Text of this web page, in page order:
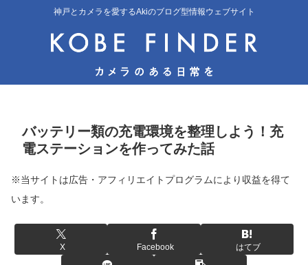
神戸とカメラを愛するAkiのブログ型情報ウェブサイト
バッテリー類の充電環境を整理しよう！充
電ステーションを作ってみた話
※当サイトは広告・アフィリエイトプログラムにより収益を得て
います。
X Facebook はてブ